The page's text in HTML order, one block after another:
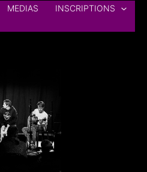
MEDIAS
INSCRIPTIONS